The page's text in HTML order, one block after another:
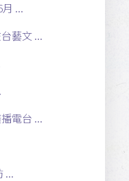
...
藝文 ...
電台 ...
...